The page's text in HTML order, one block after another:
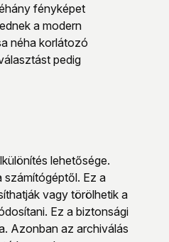
fényképet
a modern
néha korlátozó
pedig
lehetősége.
számítógéptől. Ez a
vagy törölhetik a
Ez a biztonsági
Azonban az archiválás